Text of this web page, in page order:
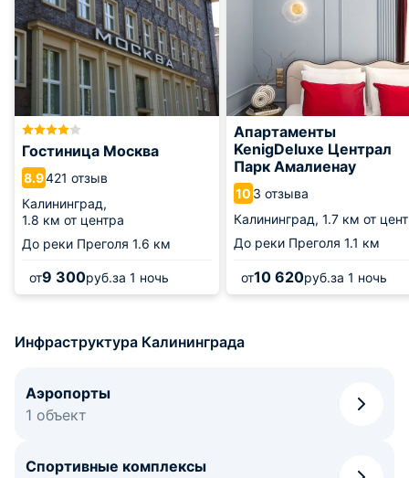
Гостиница Москва
8.9421 отзыв
Калининград,
1.8 км от центра
До реки Преголя 1.6 км
от9 300руб.за 1 ночь
Апартаменты
KenigDeluxe Централ
Парк Амалиенау
10 3 отзыва
Калининград, 1.7 км от
До реки Преголя 1.1 км
от10 620руб.за 1 ночь
Инфраструктура Калининграда
Аэропорты
1 объект
Спортивные комплексы